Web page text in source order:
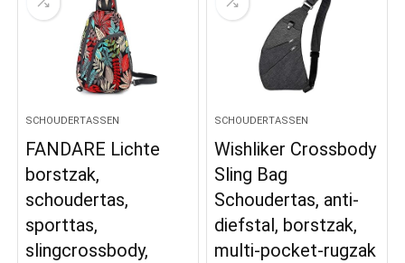
SCHOUDERTASSEN
FANDARE Lichte
borstzak,
schoudertas,
sporttas,
slingcrossbody,
SCHOUDERTASSEN
Wishliker Crossbody
Sling Bag
Schoudertas, anti-
diefstal, borstzak,
multi-pocket-rugzak